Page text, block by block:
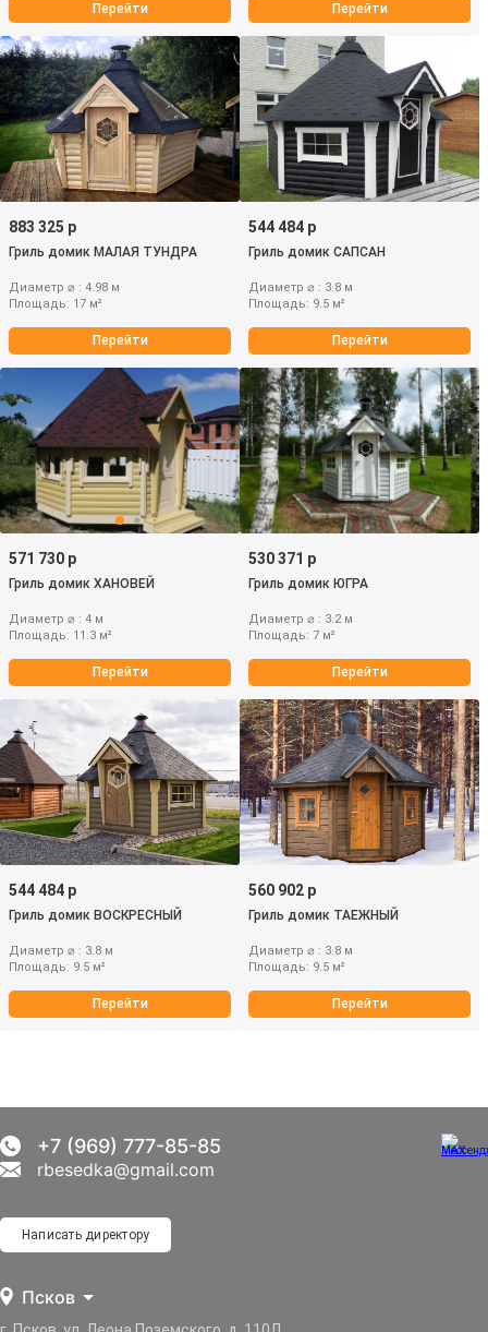
Перейти Перейти
883 325 р
Гриль домик МАЛАЯ ТУНДРА
Диаметр ⌀ : 4.98 м
Площадь: 17 м²
Перейти
544 484 р
Гриль домик САПСАН
Диаметр ⌀ : 3.8 м
Площадь: 9.5 м²
Перейти
571 730 р
Гриль домик ХАНОВЕЙ
Диаметр ⌀ : 4 м
Площадь: 11.3 м²
Перейти
530 371 р
Гриль домик ЮГРА
Диаметр ⌀ : 3.2 м
Площадь: 7 м²
Перейти
544 484 р
Гриль домик ВОСКРЕСНЫЙ
Диаметр ⌀ : 3.8 м
Площадь: 9.5 м²
Перейти
560 902 р
Гриль домик ТАЕЖНЫЙ
Диаметр ⌀ : 3.8 м
Площадь: 9.5 м²
Перейти
Псков
Написать директору
+7 (969) 777-85-85
rbesedka@gmail.com